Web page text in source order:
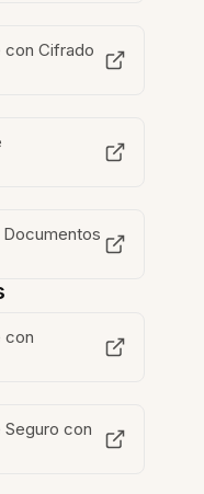
con Cifrado
con
Seguro con